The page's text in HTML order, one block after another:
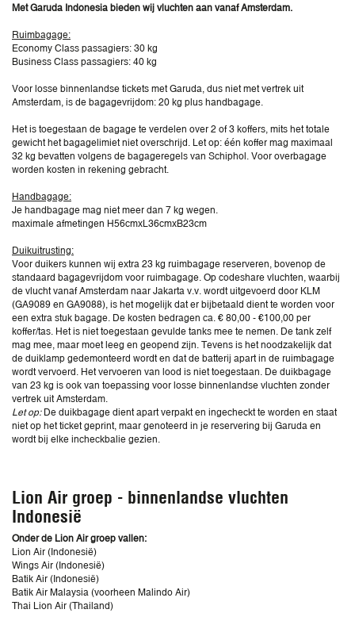
Met Garuda Indonesia bieden wij vluchten aan vanaf Amsterdam.
Ruimbagage:
Economy Class passagiers: 30 kg
Business Class passagiers: 40 kg
Voor losse binnenlandse tickets met Garuda, dus niet met vertrek uit
Amsterdam, is de bagagevrijdom: 20 kg plus handbagage.
Het is toegestaan de bagage te verdelen over 2 of 3 koffers, mits het totale
gewicht het bagagelimiet niet overschrijd. Let op: één koffer mag maximaal
32 kg bevatten volgens de bagageregels van Schiphol. Voor overbagage
worden kosten in rekening gebracht.
Handbagage:
Je handbagage mag niet meer dan 7 kg wegen.
maximale afmetingen H56cmxL36cmxB23cm
Duikuitrusting:
Voor duikers kunnen wij extra 23 kg ruimbagage reserveren, bovenop de
standaard bagagevrijdom voor ruimbagage. Op codeshare vluchten, waarbij
de vlucht vanaf Amsterdam naar Jakarta v.v. wordt uitgevoerd door KLM
(GA9089 en GA9088), is het mogelijk dat er bijbetaald dient te worden voor
een extra stuk bagage. De kosten bedragen ca. € 80,00 - €100,00 per
koffer/tas. Het is niet toegestaan gevulde tanks mee te nemen. De tank zelf
mag mee, maar moet leeg en geopend zijn. Tevens is het noodzakelijk dat
de duiklamp gedemonteerd wordt en dat de batterij apart in de ruimbagage
wordt vervoerd. Het vervoeren van lood is niet toegestaan. De duikbagage
van 23 kg is ook van toepassing voor losse binnenlandse vluchten zonder
vertrek uit Amsterdam.
Let op:De duikbagage dient apart verpakt en ingecheckt te worden en staat
niet op het ticket geprint, maar genoteerd in je reservering bij Garuda en
wordt bij elke incheckbalie gezien.
Lion Air groep - binnenlandse vluchten
Indonesië
Onder de Lion Air groep vallen:
Lion Air (Indonesië)
Wings Air (Indonesië)
Batik Air (Indonesië)
Batik Air Malaysia (voorheen Malindo Air)
Thai Lion Air (Thailand)